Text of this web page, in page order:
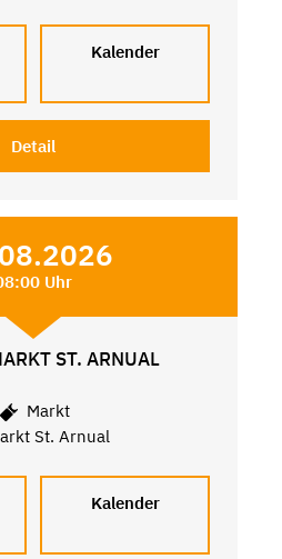
Kalender
Detail
Uhr
ST. ARNUAL
Markt
St. Arnual
Kalender